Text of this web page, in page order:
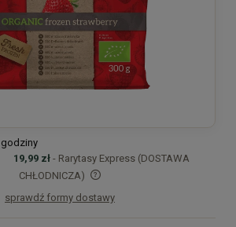
19,99 zł - Rarytasy Express (DOSTAWA
CHŁODNICZA)
kosztów płatności
sprawdź formy dostawy